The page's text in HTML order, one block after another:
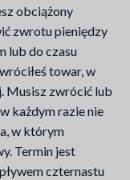
obciążony
zwrotu pieniędzy
lub do czasu
towar, w
Musisz zwrócić lub
każdym razie nie
w którym
Termin jest
czternastu